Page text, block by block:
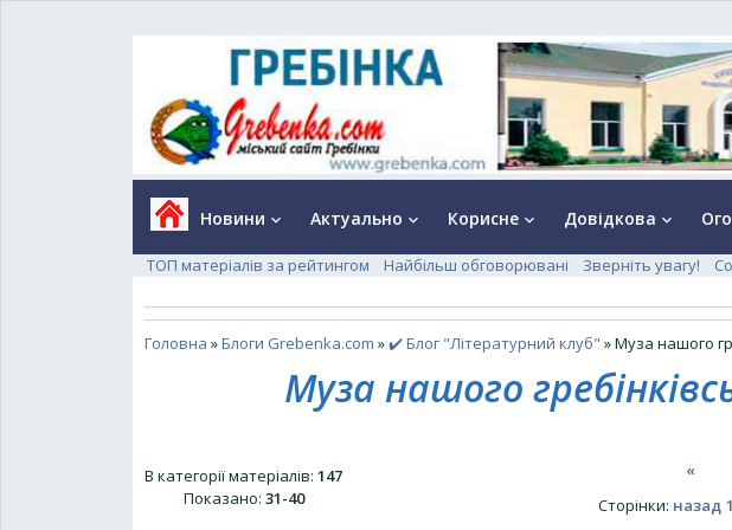
Новини keyboard_arrow_down Актуально keyboard_arrow_down Корисне keyboard_arrow_down Довідкова keyboard_arrow_down
ТОП матеріалів за рейтингом Найбільш обговорювані Зверніть увагу!
Головна »Блоги Grebenka.com »✔️ Блог "Літературний клуб" » Муза нашого
Муза нашого
В категорії матеріалів: 147
Показано: 31-40 Сторінки:
«
назад 1